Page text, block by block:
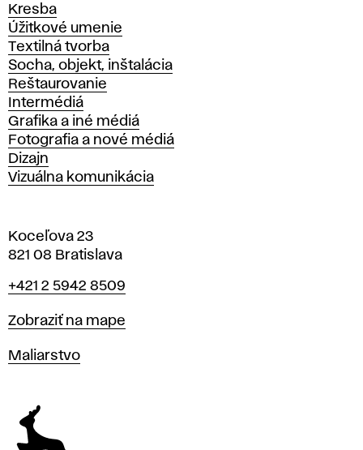
Kresba
Úžitkové umenie
Textilná tvorba
Socha, objekt, inštalácia
Reštaurovanie
Intermédiá
Grafika a iné médiá
Fotografia a nové médiá
Dizajn
Vizuálna komunikácia
Koceľova 23
821 08 Bratislava
Telefón
+421 2 5942 8509
Mapa
Zobraziť na mape
Katedry
Maliarstvo